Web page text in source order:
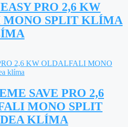
PRO 2,6 KW
SPLIT KLÍMA
SAVE PRO 2,6
MONO SPLIT
KLÍMA